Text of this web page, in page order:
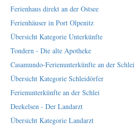
Ferienhaus direkt an der Ostsee
Ferienhäuser in Port Olpenitz
Übersicht Kategorie Unterkünfte
Tondern - Die alte Apotheke
Casamundo-Ferienunterkünfte an der Schlei
Übersicht Kategorie Schleidörfer
Ferienunterkünfte an der Schlei
Deekelsen - Der Landarzt
Übersicht Kategorie Landarzt